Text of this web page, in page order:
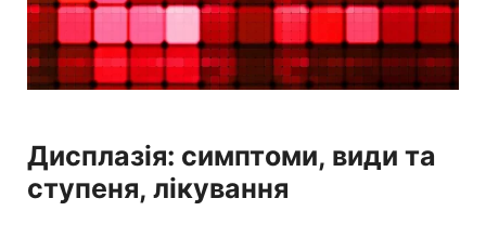
Дисплазія: симптоми, види та
ступеня, лікування